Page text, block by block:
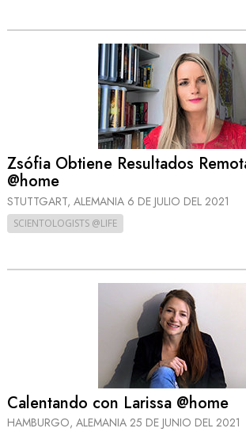
Zsófia Obtiene Resultados
@home
STUTTGART, ALEMANIA 6 DE JULIO DEL 2021
SCIENTOLOGISTS @LIFE
Calentando con Larissa @home
HAMBURGO, ALEMANIA 25 DE JUNIO DEL 2021